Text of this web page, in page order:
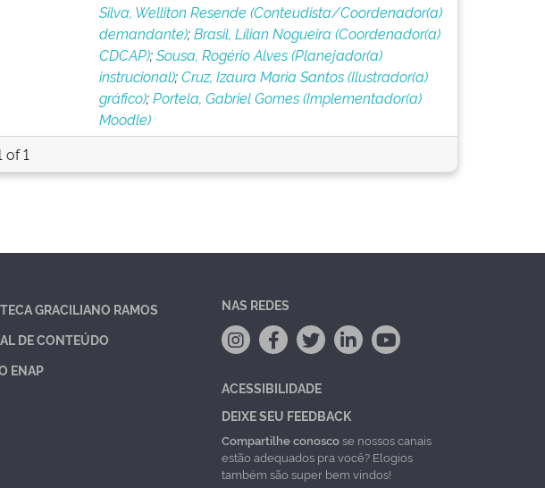
Silva, Welliton Resende (Conteudista/Coordenador(a)
demandante);Brasil, Lílian Nogueira (Coordenador(a)
CDCAP);Sousa, Rogério Alves (Planejador(a)
instrucional);Cruz, Izaura Maria Santos (Ilustrador(a)
gráfico);Portela, Gabriel Gomes (Implementador(a)
Moodle)
of 1
GRACILIANO RAMOS
DE CONTEÚDO
ENAP
NAS REDES
ACESSIBILIDADE
DEIXE SEU FEEDBACK
Compartilhe conosco se nossos canais
estão adequados pra você? Elogios
também são super bem vindos!